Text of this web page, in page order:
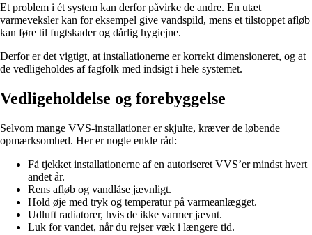
Et problem i ét system kan derfor påvirke de andre. En utæt
varmeveksler kan for eksempel give vandspild, mens et tilstoppet afløb
kan føre til fugtskader og dårlig hygiejne.
Derfor er det vigtigt, at installationerne er korrekt dimensioneret, og at
de vedligeholdes af fagfolk med indsigt i hele systemet.
Vedligeholdelse og forebyggelse
Selvom mange VVS-installationer er skjulte, kræver de løbende
opmærksomhed. Her er nogle enkle råd:
Få tjekket installationerne af en autoriseret VVS’er mindst hvert
andet år.
Rens afløb og vandlåse jævnligt.
Hold øje med tryk og temperatur på varmeanlægget.
Udluft radiatorer, hvis de ikke varmer jævnt.
Luk for vandet, når du rejser væk i længere tid.